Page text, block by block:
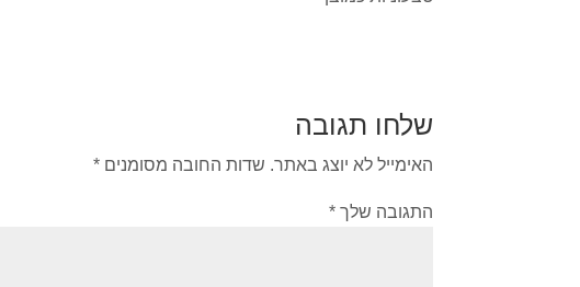
שלחו תגובה
האימייל לא יוצג באתר. שדות החובה מסומנים*
התגובה שלך*